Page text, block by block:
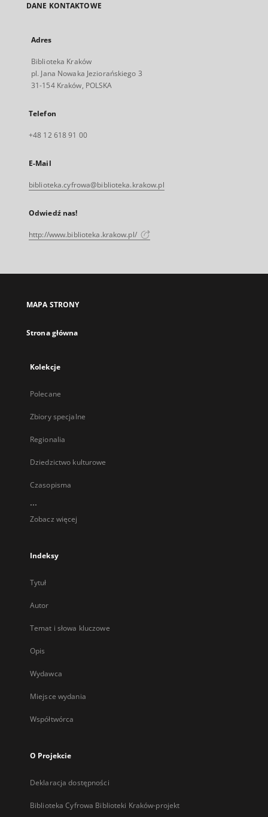
DANE KONTAKTOWE
Adres
Biblioteka Kraków
pl. Jana Nowaka Jeziorańskiego 3
31-154 Kraków, POLSKA
Telefon
+48 12 618 91 00
E-Mail
biblioteka.cyfrowa@biblioteka.krakow.pl
Odwiedź nas!
http://www.biblioteka.krakow.pl/
MAPA STRONY
Strona główna
Kolekcje
Polecane
Zbiory specjalne
Regionalia
Dziedzictwo kulturowe
Czasopisma
...
Zobacz więcej
Indeksy
Tytuł
Autor
Temat i słowa kluczowe
Opis
Wydawca
Miejsce wydania
Współtwórca
O Projekcie
Deklaracja dostępności
Biblioteka Cyfrowa Biblioteki Kraków-projekt